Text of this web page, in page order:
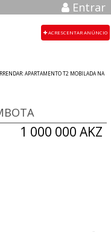
Entrar
ACRESCENTAR ANÚNCIO
APARTAMENTO T2 MOBILADA NA
1 000 000 AKZ